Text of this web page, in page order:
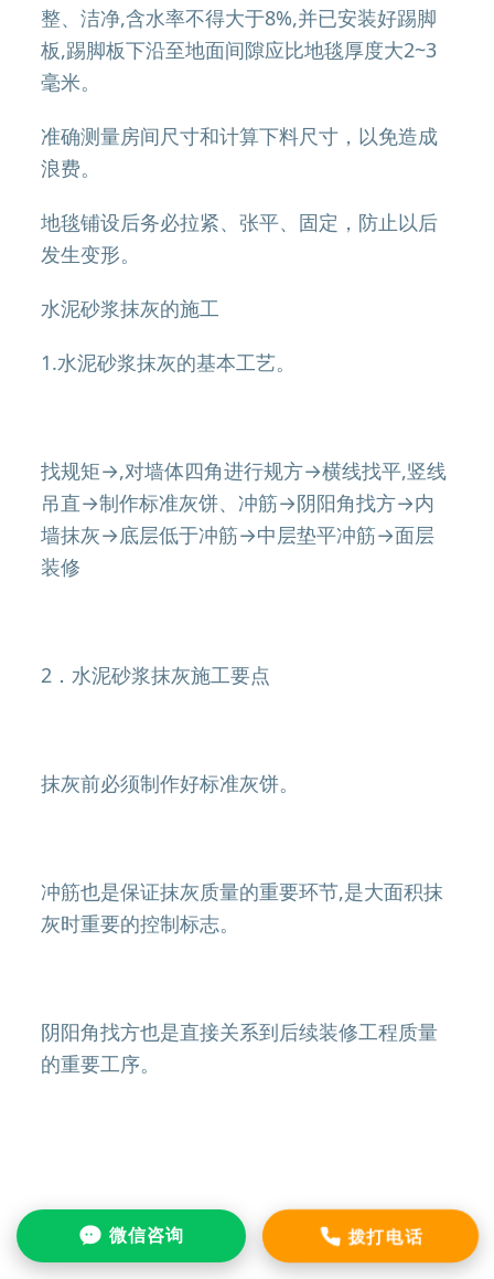
整、洁净,含水率不得大于8%,并已安装好踢脚
板,踢脚板下沿至地面间隙应比地毯厚度大2~3
毫米。
准确测量房间尺寸和计算下料尺寸，以免造成
浪费。
地毯铺设后务必拉紧、张平、固定，防止以后
发生变形。
水泥砂浆抹灰的施工
1.水泥砂浆抹灰的基本工艺。
找规矩→,对墙体四角进行规方→横线找平,竖线
吊直→制作标准灰饼、冲筋→阴阳角找方→内
墙抹灰→底层低于冲筋→中层垫平冲筋→面层
装修
2．水泥砂浆抹灰施工要点
抹灰前必须制作好标准灰饼。
冲筋也是保证抹灰质量的重要环节,是大面积抹
灰时重要的控制标志。
阴阳角找方也是直接关系到后续装修工程质量
的重要工序。
微信咨询 拨打电话